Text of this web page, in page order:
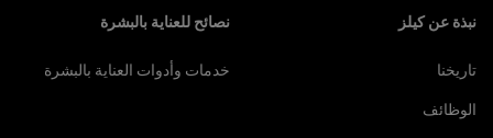
نبذة عن كيلز
تاريخنا
الوظائف
نصائح للعناية بالبشرة
خدمات وأدوات العناية بالبشرة